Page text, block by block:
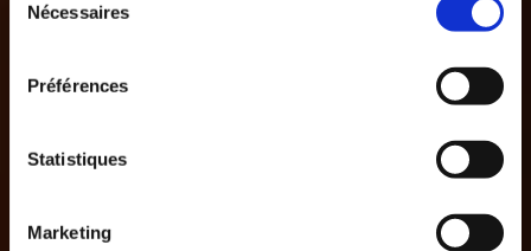
Nécessaires
Préférences
Statistiques
Marketing